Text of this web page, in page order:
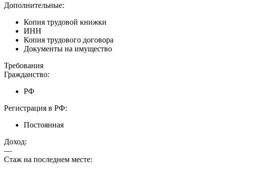
Дополнительные:
Копия трудовой книжки
ИНН
Копия трудового договора
Документы на имущество
Требования
Гражданство:
РФ
Регистрация в РФ:
Постоянная
Доход:
—
Стаж на последнем месте: